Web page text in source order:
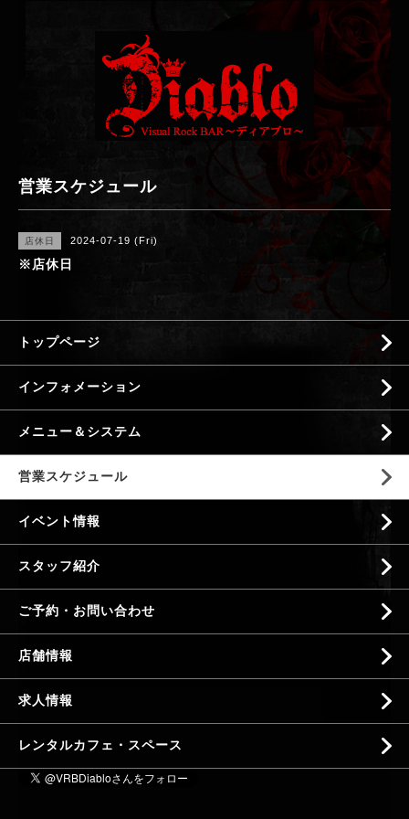
営業スケジュール
店休日 2024-07-19 (Fri)
※店休日
トップページ
インフォメーション
メニュー＆システム
営業スケジュール
イベント情報
スタッフ紹介
ご予約・お問い合わせ
店舗情報
求人情報
レンタルカフェ・スペース